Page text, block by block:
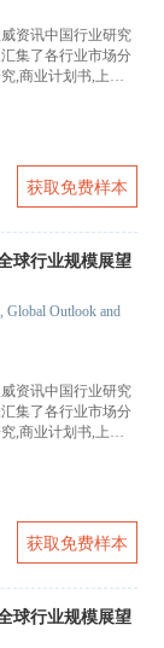
资讯中国行业研究
集了各行业市场分
,商业计划书,上市
获取免费样本
球行业规模展望
Global Outlook and
资讯中国行业研究
集了各行业市场分
,商业计划书,上市
获取免费样本
球行业规模展望